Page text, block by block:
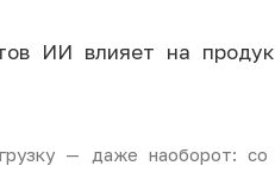
ИИ влияет на
— даже наоборот: